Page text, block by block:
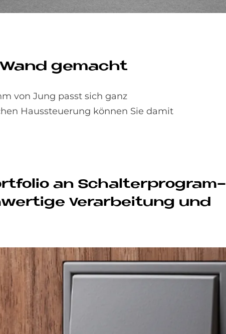
ge­macht
von Jung passt sich ganz
Haussteuerung können Sie damit
an Schal­ter­pro­gram­
Ver­ar­bei­tung und